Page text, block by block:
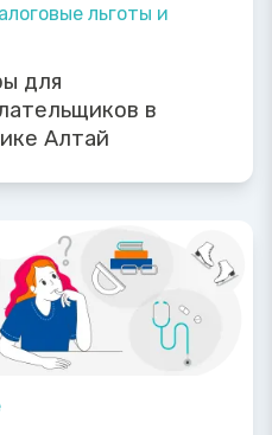
льготы и
для
в
Алтай